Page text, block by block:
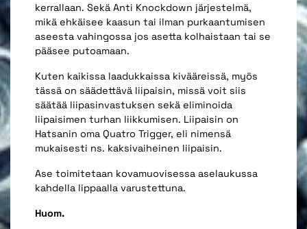
kerrallaan. Sekä Anti Knockdown järjestelmä,
mikä ehkäisee kaasun tai ilman purkaantumisen
aseesta vahingossa jos asetta kolhaistaan tai se
pääsee putoamaan.
Kuten kaikissa laadukkaissa kivääreissä, myös
tässä on säädettävä liipaisin, missä voit siis
säätää liipasinvastuksen sekä eliminoida
liipaisimen turhan liikkumisen. Liipaisin on
Hatsanin oma Quatro Trigger, eli nimensä
mukaisesti ns. kaksivaiheinen liipaisin.
Ase toimitetaan kovamuovisessa aselaukussa
kahdella lippaalla varustettuna.
Huom.